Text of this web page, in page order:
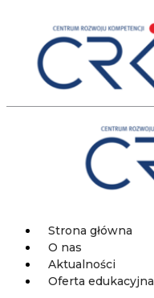
Strona główna
O nas
Aktualności
Oferta edukacyjna